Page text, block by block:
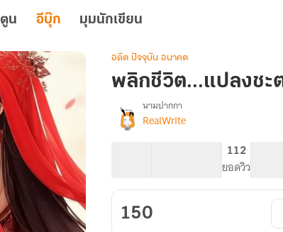
น อีบุ๊ก มุมนักเขียน
อดีต ปัจจุบัน อนาคต
พลิกชีวิต...แปลงชะ
เรื่อง
พลิก
ชีวิต...แปลง
จน​
จบ)​
นามปากกา
RealWrite
112
ยอดวิว
150